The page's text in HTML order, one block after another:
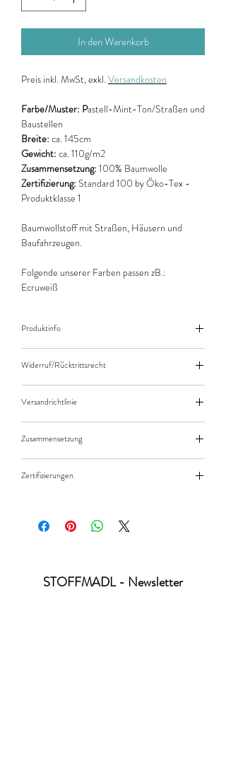
In den Warenkorb
Preis inkl. MwSt, exkl. Versandkosten
Farbe/Muster: Pastell-Mint-Ton/Straßen und
Baustellen
Breite: ca. 145cm
Gewicht: ca. 110g/m2
Zusammensetzung: 100% Baumwolle
Zertifizierung: Standard 100 by Öko-Tex -
Produktklasse 1
Baumwollstoff mit Straßen, Häusern und
Baufahrzeugen.
Folgende unserer Farben passen zB.:
Ecruweiß
Produktinfo
10cm (0,1m) Länge des Stoffes.
Bei einer Bestellung von zB. 50cm (0,5m)
daher bitte Anzahl 5 eingeben.
Widerruf/Rücktrittsrecht
Versandrichtlinie
Zusammensetzung
Zertifizierungen
STOFFMADL - Newsletter